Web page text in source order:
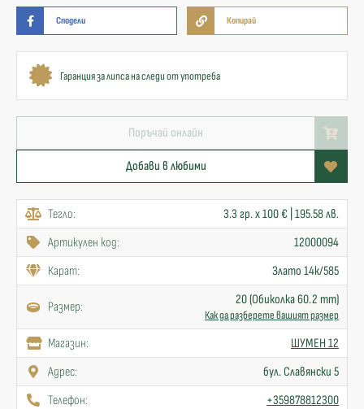
Сподели Копирай
Гаранция за липса на следи от употреба
Поръчай онлайн
Добави в любими
Тегло:
3.3 гр. x 100 € | 195.58 лв.
Артикулен код:
12000094
Карат:
Злато 14к/585
Размер: 20 (Обиколка 60.2 mm)
Как да разберете вашият размер
Mагазин:
ШУМЕН 12
Адрес:
бул. Славянски 5
Телефон:
+359878812300